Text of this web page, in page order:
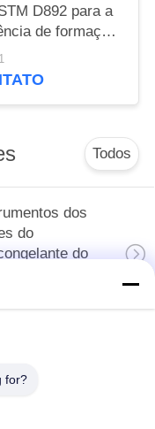
D892 para a
de formação
de
o óleo
Todos
dos
do
do
de
for?